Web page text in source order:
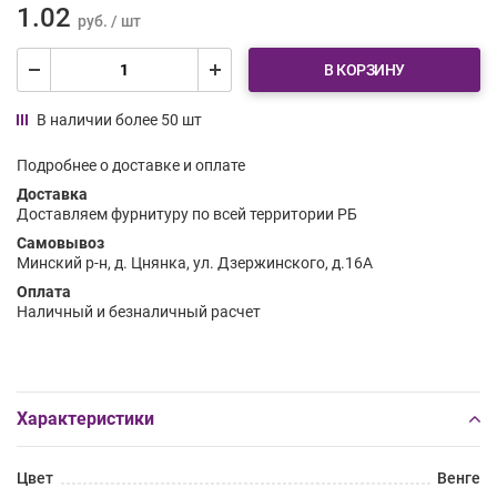
1.02 руб. / шт
В КОРЗИНУ
В наличии более 50 шт
Подробнее о доставке и оплате
Доставка
Доставляем фурнитуру по всей территории РБ
Самовывоз
Минский р-н, д. Цнянка, ул. Дзержинского, д.16А
Оплата
Наличный и безналичный расчет
Характеристики
Цвет
Венге